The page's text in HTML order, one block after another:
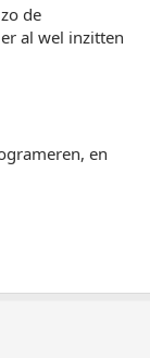
de
al wel inzitten
en